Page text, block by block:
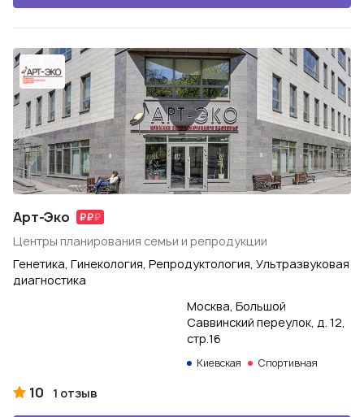
Арт-Эко
Центры планирования семьи и репродукции
Генетика, Гинекология, Репродуктология, Ультразвуковая
диагностика
Москва, Большой
Саввинский переулок, д. 12,
стр.16
Киевская Спортивная
10 1 отзыв